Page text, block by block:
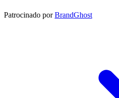
Patrocinado por BrandGhost